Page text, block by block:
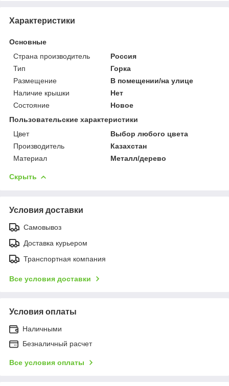
Характеристики
Основные
Страна производитель
Россия
Тип
Горка
Размещение
В помещении/на улице
Наличие крышки
Нет
Состояние
Новое
Пользовательские характеристики
Цвет
Выбор любого цвета
Производитель
Казахстан
Материал
Металл/дерево
Скрыть
Условия доставки
Самовывоз
Доставка курьером
Транспортная компания
Все условия доставки
Условия оплаты
Наличными
Безналичный расчет
Все условия оплаты